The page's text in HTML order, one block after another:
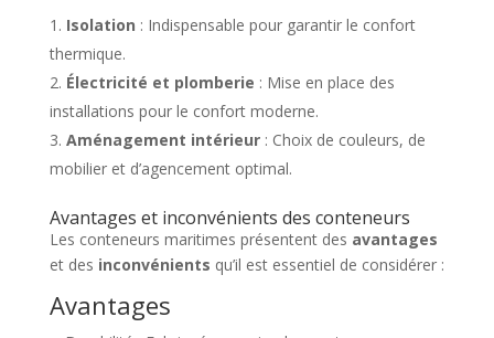
Isolation : Indispensable pour garantir le confort
thermique.
Électricité et plomberie : Mise en place des
installations pour le confort moderne.
Aménagement intérieur: Choix de couleurs, de
mobilier et d’agencement optimal.
Avantages et inconvénients des conteneurs
Les conteneurs maritimes présentent des avantages
et des inconvénients qu’il est essentiel de considérer :
Avantages